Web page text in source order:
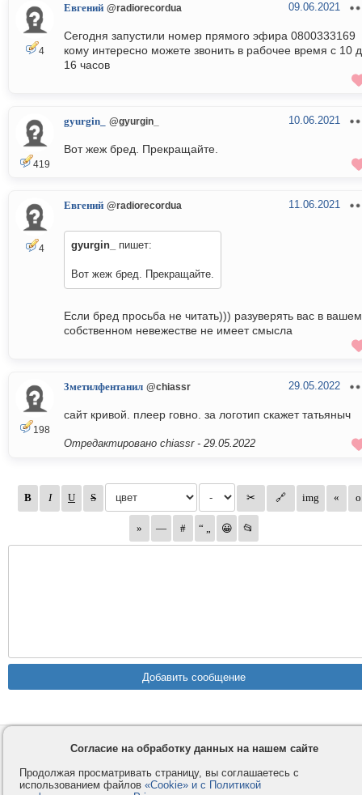
4
Евгений @radiorecordua 09.06.2021
Сегодня запустили номер прямого эфира 0800333169
кому интересно можете звонить в рабочее время с 10
16 часов
419
gyurgin_ @gyurgin_ 10.06.2021
Вот жеж бред. Прекращайте.
4
Евгений @radiorecordua 11.06.2021
gyurgin_ пишет:
Вот жеж бред. Прекращайте.
Если бред просьба не читать))) разуверять вас в вашем
собственном невежестве не имеет смысла
198
3метилфентанил @chiassr 29.05.2022
сайт кривой. плеер говно. за логотип скажет татьяныч
Отредактировано chiassr - 29.05.2022
Контакты
Privacy и Cookie
Услуги
Помощь
Согласие на обработку данных на нашем сайте
Продолжая просматривать страницу, вы соглашаетесь с
использованием файлов «Cookie» и с Политикой